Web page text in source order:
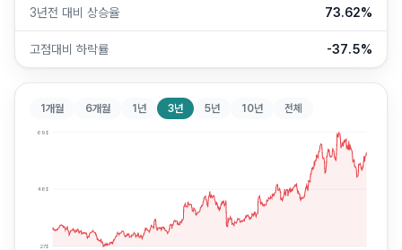
3년전 대비 상승율 73.62%
고점대비 하락률 -37.5%
1개월 6개월 1년 3년 5년 10년 전체
69$
48$
27$